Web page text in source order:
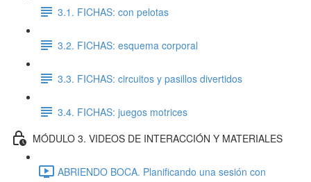
3.1. FICHAS: con pelotas
3.2. FICHAS: esquema corporal
3.3. FICHAS: circuitos y pasillos divertidos
3.4. FICHAS: juegos motrices
MÓDULO 3. VIDEOS DE INTERACCIÓN Y MATERIALES
ABRIENDO BOCA. Planificando una sesión con